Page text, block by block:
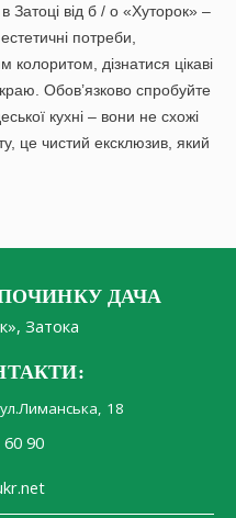
в Затоці від б / о «Хуторок» –
потреби,
колоритом, дізнатися цікаві
краю. Обов’язково спробуйте
кухні – вони не схожі
це чистий ексклюзив, який
ДАЧА
Затока
18
90